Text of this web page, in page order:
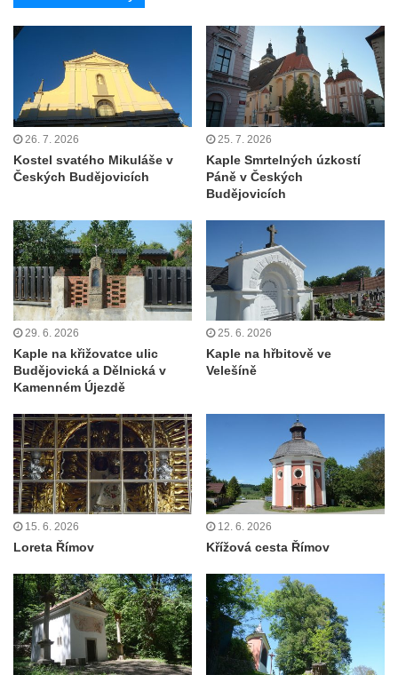
Zákupech
Kostel svatých Fabiána a Šebestiána v
Zákupech
Kostel svatého Havla v Kuřívodech
Kaple Krista v žaláři u kostela Nalezení
svatého Kříže ve Frýdlantu
Kostel Nalezení svatého Kříže ve Frýdlantu
Kostel Krista Spasitele ve Frýdlantu
Kaple Getsemanské zahrady na křížové
cestě na Křížovém vrchu ve Frýdlantu
Kaple Božího hrobu na Křížové cestě na
Křížovém vrchu ve Frýdlantu
Poustevna na Křížové cestě na Křížovém
vrchu ve Frýdlantu
Kostel Nanebevzetí Panny Marie ve
Slunečné
Kostel Jména Panny Marie v Sepekově
Kostel svatých Petra a Pavla v Růžové
Kaple Stětí svatého Jana Křtitele v
Rumburku
Bývalá synagoga v Milevsku
Kostel svaté Kateřiny Alexandrijské v
Krásně
Kostel Božího Těla v Kraslicích
26. 7. 2026
Kostel svatého Mikuláše v
Českých Budějovicích
25. 7. 2026
Kaple Smrtelných úzkostí
Páně v Českých
Budějovicích
29. 6. 2026
Kaple na křižovatce ulic
Budějovická a Dělnická v
Kamenném Újezdě
25. 6. 2026
Kaple na hřbitově ve
Velešíně
15. 6. 2026
Loreta Římov
12. 6. 2026
Křížová cesta Římov